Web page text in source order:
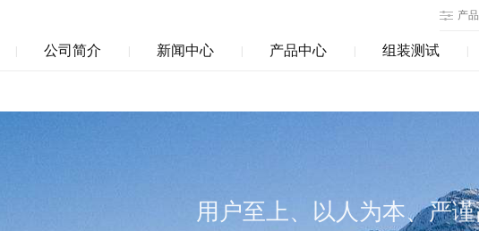
产
组装测试
产品中心
新闻中心
公司简介
用户至上、以人为本、严